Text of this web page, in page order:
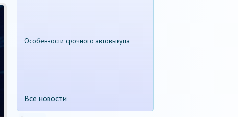
Особенности срочного автовыкупа
Все новости